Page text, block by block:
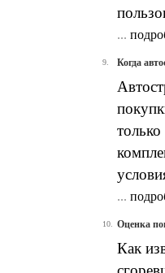
...
9. Когда
...
10. Оценка
Как